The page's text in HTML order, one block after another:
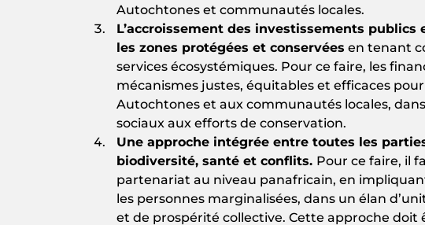
Autochtones et communautés locales.
L’accroissement des investissements
les zones protégées et conservées en tenant
services écosystémiques. Pour ce faire, les
mécanismes justes, équitables et efficaces
Autochtones et aux communautés locales,
sociaux aux efforts de conservation.
Une approche intégrée entre toutes les
biodiversité, santé et conflits. Pour ce faire, il
partenariat au niveau panafricain, en
les personnes marginalisées, dans un élan
et de prospérité collective. Cette approche doit